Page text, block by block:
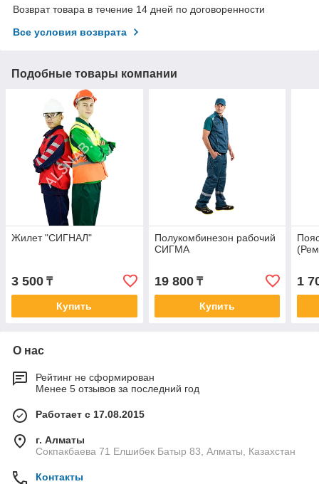
Возврат товара в течение 14 дней по договоренности
Все условия возврата
Подобные товары компании
Жилет "СИГНАЛ"
3 500 ₸
Купить
Полукомбинезон рабочий
СИГМА
19 800₸
Купить
1
О нас
Рейтинг не сформирован
Менее 5 отзывов за последний год
Работает с 17.08.2015
г. Алматы
Сокпакбаева 71 Елшибек Батыр 83, Алматы, Казахстан
Контакты